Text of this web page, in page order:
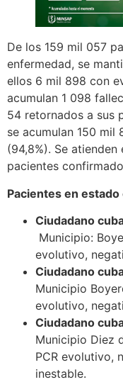
De los 159 mil 057
enfermedad, se
ellos 6 mil 898 con
acumulan 1 098
54 retornados a sus
se acumulan 150 mil
(94,8%). Se
pacientes
Pacientes en
Ciudadano
Municipio:
evolutivo,
Ciudadano
Municipio
evolutivo,
Ciudadano
Municipio Diez
PCR evolutivo,
inestable.